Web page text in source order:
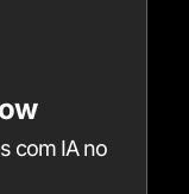
com IA no